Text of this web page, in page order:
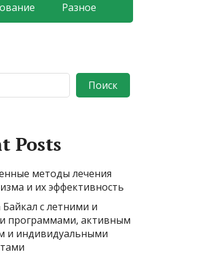
Разное
Поиск
Posts
методы лечения
и их эффективность
с летними и
программами, активным
и индивидуальными